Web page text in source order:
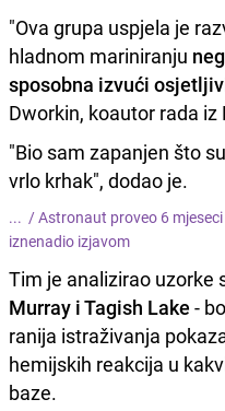
"Ova grupa uspjela je
hladnom mariniranju
sposobna izvući
Dworkin, koautor rada iz
"Bio sam zapanjen što
vrlo krhak", dodao je.
... /Astronaut proveo 6
iznenadio izjavom
Tim je analizirao uzorke
Murray i Tagish Lake -
ranija istraživanja
hemijskih reakcija u
baze.